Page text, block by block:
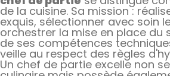
de la cuisine. Sa mission :
exquis, sélectionner avec soin
orchestrer la mise en place du
de ses compétences
veille au respect des règles
Un chef de partie excelle non